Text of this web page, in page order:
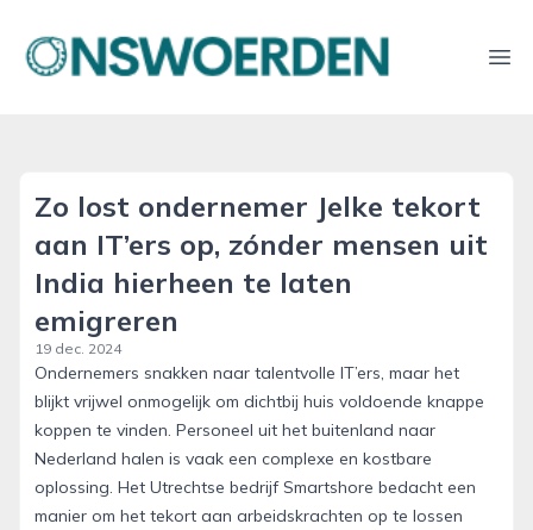
onswoerden.nl
Zo lost ondernemer Jelke tekort
aan IT’ers op, zónder mensen uit
India hierheen te laten
emigreren
19 dec. 2024
Ondernemers snakken naar talentvolle IT’ers, maar het
blijkt vrijwel onmogelijk om dichtbij huis voldoende knappe
koppen te vinden. Personeel uit het buitenland naar
Nederland halen is vaak een complexe en kostbare
oplossing. Het Utrechtse bedrijf Smartshore bedacht een
manier om het tekort aan arbeidskrachten op te lossen